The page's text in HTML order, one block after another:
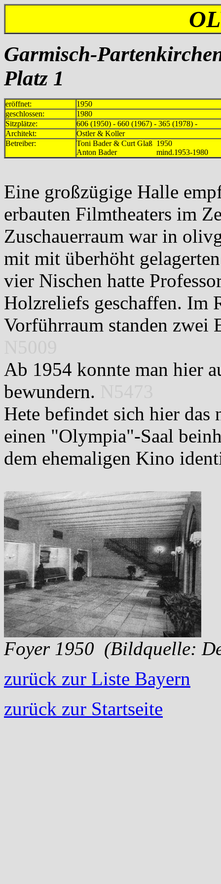
Garmisch-
Platz 1
eröffnet:
1950
geschlossen:
1980
Sitzplätze:
606 (1950) - 660 (1967) - 365 (1978) -
Architekt:
Ostler & Koller
Betreiber:
Toni Bader & Curt Glaß 1950
Anton Bader mind.1953-1980
Eine großzügige Halle
erbauten Filmtheaters im
Zuschauerraum war in
mit mit überhöht
vier Nischen hatte
Holzreliefs geschaffen. Im
Vorführraum standen zwei
Ab 1954 konnte man hier
bewundern.
Hete befindet sich hier das
einen "Olympia"-Saal
dem ehemaligen Kino
Foyer 1950 (Bildquelle:
zurück zur Liste Bayern
zurück zur Startseite